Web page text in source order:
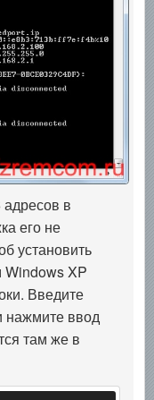
в
его не
установить
Windows XP
Введите
нажмите ввод
там же в